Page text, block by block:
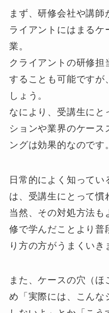
まず、研修会社や講師
ライアントにはまる
業。
クライアントの研修
することも可能ですが
しょう。
なにより、受講生にと
ションや業界のケース
ングは効果的なのです。
日常的によく知ってい
は、受講生にとって慣
当然、その対処方法も
修で学んだことより普
り方の方がうまくいき
また、ケースの穴（ほ
め「実際には、こんな